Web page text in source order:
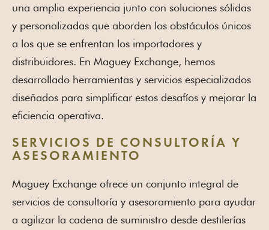
una amplia experiencia junto con soluciones sólidas
y personalizadas que aborden los obstáculos únicos
a los que se enfrentan los importadores y
distribuidores. En Maguey Exchange, hemos
desarrollado herramientas y servicios especializados
diseñados para simplificar estos desafíos y mejorar la
eficiencia operativa.
SERVICIOS DE CONSULTORÍA Y
ASESORAMIENTO
Maguey Exchange ofrece un conjunto integral de
servicios de consultoría y asesoramiento para ayudar
a agilizar la cadena de suministro desde destilerías